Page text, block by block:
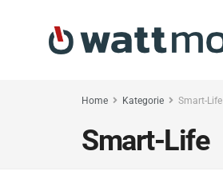
Home Kategorie Smart-Life
Smart-Life